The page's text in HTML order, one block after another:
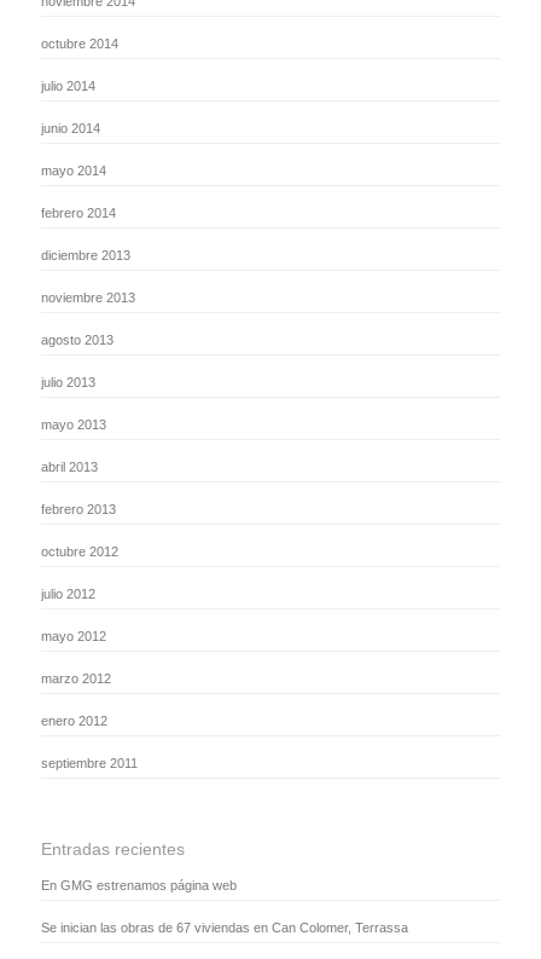
octubre 2014
julio 2014
junio 2014
mayo 2014
febrero 2014
diciembre 2013
noviembre 2013
agosto 2013
julio 2013
mayo 2013
abril 2013
febrero 2013
octubre 2012
julio 2012
mayo 2012
marzo 2012
enero 2012
septiembre 2011
Entradas recientes
En GMG estrenamos página web
Se inician las obras de 67 viviendas en Can Colomer, Terrassa